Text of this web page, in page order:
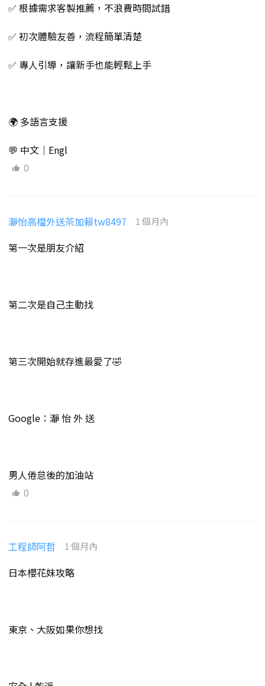
✅ 根據需求客製推薦，不浪費時間試錯
✅ 初次體驗友善，流程簡單清楚
✅ 專人引導，讓新手也能輕鬆上手
🌍 多語言支援
💬 中文｜Engl
0
瀞怡高檔外送茶加賴tw8497 1 個月內
第一次是朋友介紹
第二次是自己主動找
第三次開始就存進最愛了🤣
Google：瀞 怡 外 送
男人倦怠後的加油站
0
工程師阿哲 1 個月內
日本櫻花妹攻略
東京、大阪如果你想找